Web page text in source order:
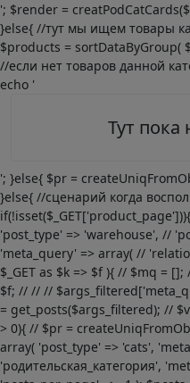
'; $render =
}else{ //тут мы ищем товары
$products = sortDataByGroup(
//если нет товаров данной
echo '
Тут пока
'; }else{ $pr =
}else{ //сценарий когда
'post_type' => 'warehouse', //
'meta_query' => array( //
$_GET as $k => $f ){ // $mq =
$f; // // //
= get_posts($args_filtered); //
> 0){ // $pr =
array( 'post_type' => 'cats',
'родительская_категория',